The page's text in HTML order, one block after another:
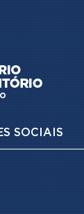
SOCIAIS